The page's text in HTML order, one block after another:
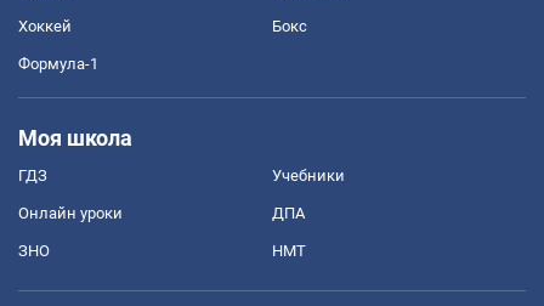
Хоккей Бокс
Формула-1
Моя школа
ГДЗ Учебники
Онлайн уроки ДПА
ЗНО НМТ